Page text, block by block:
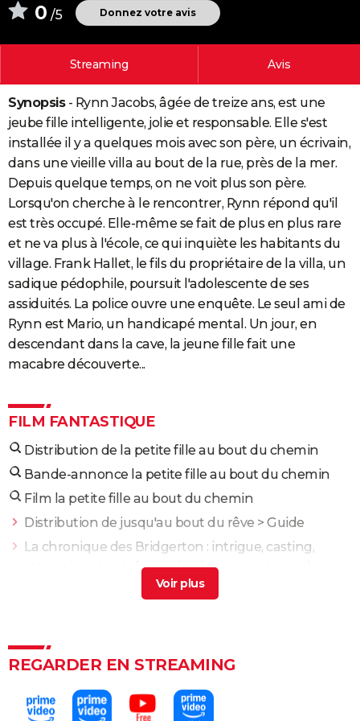
Destinations
City break
Voyage nature
Voyage de noces
Forum
Climat
+
PHOTO
BONS PLANS
CARTE DE VOEUX
Carte de Noël
Carte Bonne année
Carte Saint-Valentin
Carte Pâques
Carte d'anniversaire
DICTIONNAIRE
Dictionnaire
Biographies
Citations
Expressions
Proverbes
PROGRAMME TV
COPAINS D'AVANT
S'inscrire
Se connecter
Lycées
Collèges
Primaires
Universités
Entreprises
Service militaire
Avis de recherche
AVIS DE DÉCÈS
FORUM
Bricolage
Lifestyle
Culture
Sport
Auto
Television
Voyage
Cinema
0 /5 Donnez votre avis
Streaming Avis
Synopsis- Rynn Jacobs, âgée de treize ans, est une
jeube fille intelligente, jolie et responsable. Elle s'est
installée il y a quelques mois avec son père, un écrivain,
dans une vieille villa au bout de la rue, près de la mer.
Depuis quelque temps, on ne voit plus son père.
Lorsqu'on cherche à le rencontrer, Rynn répond qu'il
est très occupé. Elle-même se fait de plus en plus rare
et ne va plus à l'école, ce qui inquiète les habitants du
village. Frank Hallet, le fils du propriétaire de la villa, un
sadique pédophile, poursuit l'adolescente de ses
assiduités. La police ouvre une enquête. Le seul ami de
Rynn est Mario, un handicapé mental. Un jour, en
descendant dans la cave, la jeune fille fait une
macabre découverte...
FILM FANTASTIQUE
Distribution de la petite fille au bout du chemin
Bande-annonce la petite fille au bout du chemin
Film la petite fille au bout du chemin
Distribution de jusqu'au bout du rêve > Guide
La chronique des Bridgerton : intrigue, casting,
streaming... Les infos sur la série romantique de
> Accueil - Netflix
Distribution de journal d'une fille larguée
capitale pour la fin, mais personne n'y avait prêté
REGARDER EN STREAMING